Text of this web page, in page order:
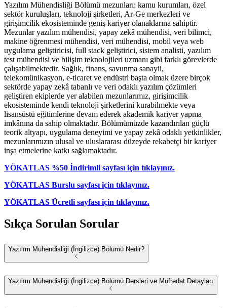
Yazılım Mühendisliği Bölümü mezunları; kamu kurumları, özel
sektör kuruluşları, teknoloji şirketleri, Ar-Ge merkezleri ve
girişimcilik ekosisteminde geniş kariyer olanaklarına sahiptir.
Mezunlar yazılım mühendisi, yapay zekâ mühendisi, veri bilimci,
makine öğrenmesi mühendisi, veri mühendisi, mobil veya web
uygulama geliştiricisi, full stack geliştirici, sistem analisti, yazılım
test mühendisi ve bilişim teknolojileri uzmanı gibi farklı görevlerde
çalışabilmektedir. Sağlık, finans, savunma sanayii,
telekomünikasyon, e-ticaret ve endüstri başta olmak üzere birçok
sektörde yapay zekâ tabanlı ve veri odaklı yazılım çözümleri
geliştiren ekiplerde yer alabilen mezunlarımız, girişimcilik
ekosisteminde kendi teknoloji şirketlerini kurabilmekte veya
lisansüstü eğitimlerine devam ederek akademik kariyer yapma
imkânına da sahip olmaktadır. Bölümümüzde kazandırılan güçlü
teorik altyapı, uygulama deneyimi ve yapay zekâ odaklı yetkinlikler,
mezunlarımızın ulusal ve uluslararası düzeyde rekabetçi bir kariyer
inşa etmelerine katkı sağlamaktadır.
YÖKATLAS %50 İndirimli sayfası için tıklayınız.
YÖKATLAS Burslu sayfası için tıklayınız.
YÖKATLAS Ücretli sayfası için tıklayınız.
Sıkça Sorulan Sorular
Yazılım Mühendisliği (İngilizce) Bölümü Nedir?
Yazılım Mühendisliği (İngilizce) Bölümü Dersleri ve Müfredat Detayları